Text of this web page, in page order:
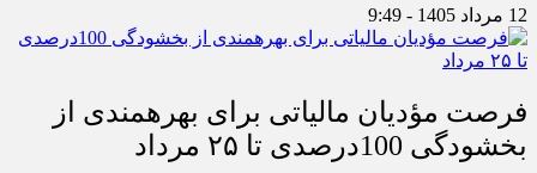
12 مرداد 1405 - 9:49
فرصت مؤدیان مالیاتی برای بهره‎مندی از
بخشودگی 100درصدی تا ۲۵ مرداد